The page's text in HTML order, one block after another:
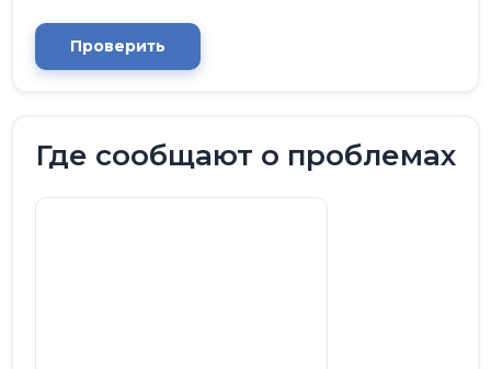
Проверить
Где сообщают о проблемах